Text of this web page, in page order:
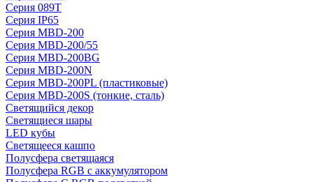
Серия 089T
Серия IP65
Серия MBD-200
Серия MBD-200/55
Серия MBD-200BG
Серия MBD-200N
Серия MBD-200PL (пластиковые)
Серия MBD-200S (тонкие, сталь)
Светящийся декор
Светящиеся шары
LED кубы
Светящееся кашпо
Полусфера светящаяся
Полусфера RGB с аккумулятором